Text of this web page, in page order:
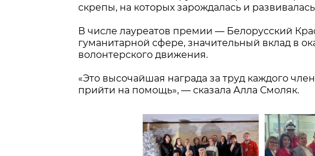
скрепы, на которых зарождалась и
В числе лауреатов премии — Белорусский
гуманитарной сфере, значительный вклад в
волонтерского движения.
«Это высочайшая награда за труд каждого
прийти на помощь», — сказала Алла Смоляк.